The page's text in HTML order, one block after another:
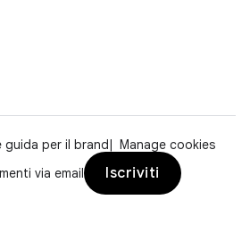
guida per il brand
Manage cookies
via email
Iscriviti